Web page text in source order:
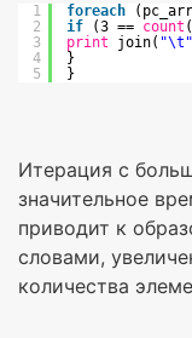
1
2
3
4
5
foreach
if
(3 == count (
print
join( "\t"
}
}
Итерация с
значительное
приводит к
словами,
количества